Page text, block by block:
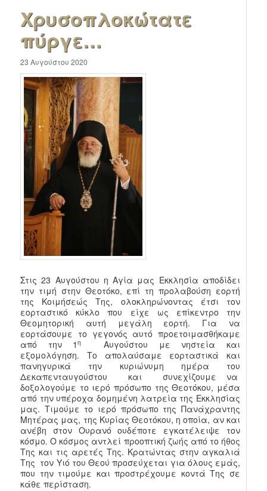
Χρυσοπλοκώτατε
πύργε…
23 Αυγούστου 2020
Στις 23 Αυγούστου η Αγία μας Εκκλησία αποδίδει
την τιμή στην Θεοτόκο, επί τη προλαβούση εορτή
της Κοιμήσεώς Της, ολοκληρώνοντας έτσι τον
εορταστικό κύκλο που είχε ως επίκεντρο την
Θεομητορική αυτή μεγάλη εορτή. Για να
εορτάσουμε το γεγονός αυτό προετοιμασθήκαμε
από την 1η
Αυγούστου με νηστεία και
εξομολόγηση. Το απολαύσαμε εορταστικά και
πανηγυρικά την κυριώνυμη ημέρα του
Δεκαπενταυγούστου και συνεχίζουμε να
δοξολογούμε το ιερό πρόσωπο της Θεοτόκου, μέσα
από την υπέροχα δομημένη λατρεία της Εκκλησίας
μας. Τιμούμε το ιερό πρόσωπο της Πανάχραντης
Μητέρας μας, της Κυρίας Θεοτόκου, η οποία, αν και
ανέβη στον Ουρανό ουδέποτε εγκατέλειψε τον
κόσμο. Ο κόσμος αντλεί προοπτική ζωής από το ήθος
Της και τις αρετές Της. Κρατώντας στην αγκαλιά
Της τον Υιό του Θεού προσεύχεται για όλους εμάς,
που την τιμούμε και προστρέχουμε κοντά Της σε
κάθε περίσταση.